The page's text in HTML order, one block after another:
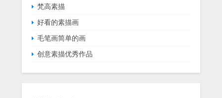
梵高素描
好看的素描画
毛笔画简单的画
创意素描优秀作品